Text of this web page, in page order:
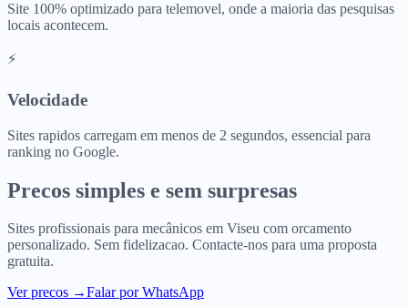
Site 100% optimizado para telemovel, onde a maioria das pesquisas
locais acontecem.
⚡
Velocidade
Sites rapidos carregam em menos de 2 segundos, essencial para
ranking no Google.
Precos simples e sem surpresas
Sites profissionais para mecânicos em Viseu com orcamento
personalizado. Sem fidelizacao. Contacte-nos para uma proposta
gratuita.
Ver precos →Falar por WhatsApp